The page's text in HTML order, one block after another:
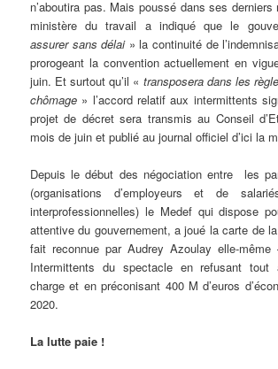
n’aboutira pas. Mais poussé dans ses
ministère du travail a indiqué que le
assurer sans délai» la continuité de
prorogeant la convention actuellement en
juin. Et surtout qu’il « transposera dans les
chômage » l’accord relatif aux intermittents
projet de décret sera transmis au Conseil
mois de juin et publié au journal officiel d’ici la
Depuis le début des négociation entre les
(organisations d’employeurs et de
interprofessionnelles) le Medef qui dispose
attentive du gouvernement, a joué la carte de
fait reconnue par Audrey Azoulay elle-
Intermittents du spectacle en refusant tout
charge et en préconisant 400 M d’euros
2020.
La lutte paie !